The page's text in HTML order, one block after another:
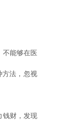
不能够在医
方法，忽视
钱财，发现